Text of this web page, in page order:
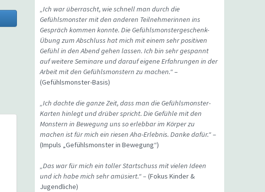
„Ich war überrascht, wie schnell man durch die
Gefühlsmonster mit den anderen Teilnehmerinnen ins
Gespräch kommen konnte. Die Gefühlsmonstergeschenk-
Übung zum Abschluss hat mich mit einem sehr positiven
Gefühl in den Abend gehen lassen. Ich bin sehr gespannt
auf weitere Seminare und darauf eigene Erfahrungen in der
Arbeit mit den Gefühlsmonstern zu machen.“–
(Gefühlsmonster-Basis)
„Ich dachte die ganze Zeit, dass man die Gefühlsmonster-
Karten hinlegt und drüber spricht. Die Gefühle mit den
Monstern in Bewegung uns so erlebbar im Körper zu
machen ist für mich ein riesen Aha-Erlebnis. Danke dafür.“–
(Impuls „Gefühlsmonster in Bewegung“)
„Das war für mich ein toller Startschuss mit vielen Ideen
und ich habe mich sehr amüsiert.“ –(Fokus Kinder &
Jugendliche)